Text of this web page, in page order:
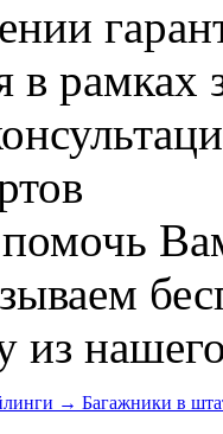
в рамках
из
→ Багажники в